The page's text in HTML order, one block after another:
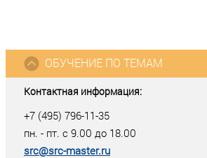
Контактная информация:
+7 (495) 796-11-35
пн. - пт. с 9.00 до 18.00
src@src-master.ru
ОБУЧЕНИЕ ПО ТЕМАМ